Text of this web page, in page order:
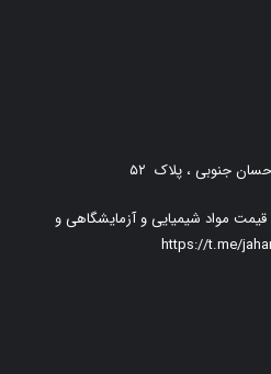
جنوبی ، پلاک ۵۲
قیمت مواد شیمیایی و آزمایشگاهی و
https://t.me/